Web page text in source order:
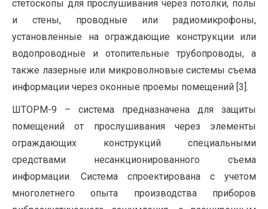
стетоскопы для прослушивания через потолки, полы
и стены, проводные или радиомикрофоны,
установленные на ограждающие конструкции или
водопроводные и отопительные трубопроводы, а
также лазерные или микроволновые системы съема
информации через оконные проемы помещений [3].
ШТОРМ-9 – система предназначена для защиты
помещений от прослушивания через элементы
ограждающих конструкций специальными
средствами несанкционированного съема
информации. Система спроектирована с учетом
многолетнего опыта производства приборов